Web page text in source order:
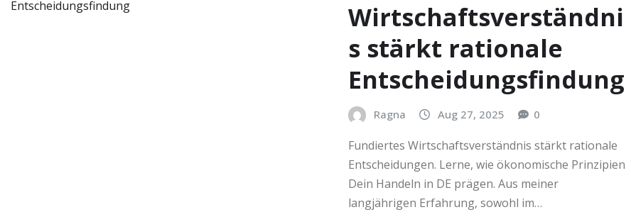
Wirtschaftsverständni
s stärkt rationale
Entscheidungsfindung
Ragna Aug 27, 2025 0
Fundiertes Wirtschaftsverständnis stärkt rationale
Entscheidungen. Lerne, wie ökonomische Prinzipien
Dein Handeln in DE prägen. Aus meiner
langjährigen Erfahrung, sowohl im…